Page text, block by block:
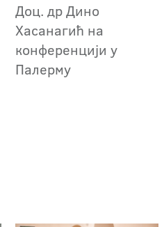
Доц. др Дино
Хасанагић на
конференцији у
Палерму